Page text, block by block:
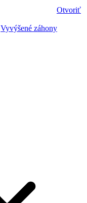
Otvoriť
Vyvýšené záhony